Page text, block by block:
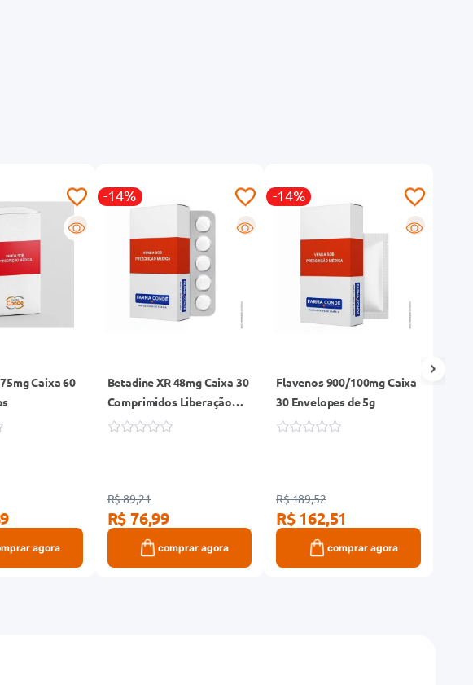
R
Caixa 60
agora
-14%
R
Betadine XR 48mg Caixa 30
Comprimidos Liberação
Prolongada
R$ 89,21
R$ 76,99
comprar agora
-14%
R
Flavenos 900/100mg Caixa
30 Envelopes de 5g
R$ 189,52
R$ 162,51
comprar agora